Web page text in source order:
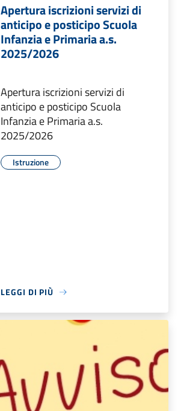
Apertura iscrizioni servizi di
anticipo e posticipo Scuola
Infanzia e Primaria a.s.
2025/2026
Apertura iscrizioni servizi di
anticipo e posticipo Scuola
Infanzia e Primaria a.s.
2025/2026
Istruzione
LEGGI DI PIÙ